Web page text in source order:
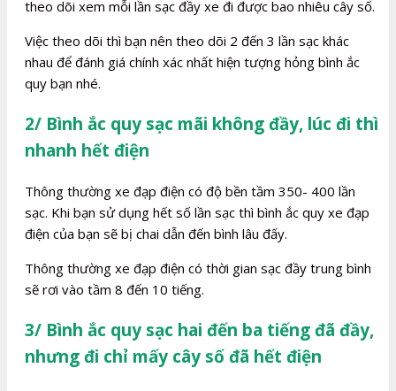
theo dõi xem mỗi lần sạc đầy xe đi được bao nhiêu cây số.
Việc theo dõi thì bạn nên theo dõi 2 đến 3 lần sạc khác
nhau để đánh giá chính xác nhất hiện tượng hỏng bình ắc
quy bạn nhé.
2/ Bình ắc quy sạc mãi không đầy, lúc đi thì
nhanh hết điện
Thông thường xe đạp điện có độ bền tầm 350- 400 lần
sạc. Khi bạn sử dụng hết số lần sạc thì bình ắc quy xe đạp
điện của bạn sẽ bị chai dẫn đến bình lâu đấy.
Thông thường xe đạp điện có thời gian sạc đầy trung bình
sẽ rơi vào tầm 8 đến 10 tiếng.
3/ Bình ắc quy sạc hai đến ba tiếng đã đầy,
nhưng đi chỉ mấy cây số đã hết điện